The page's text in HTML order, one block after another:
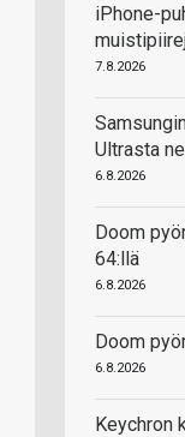
iPhone-
7.8.2026
Ultrasta
6.8.2026
Doom
64:llä
6.8.2026
Doom
6.8.2026
Keychron